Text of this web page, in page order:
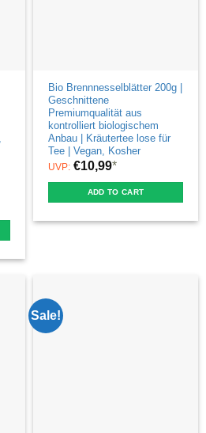
Bio Brennnesselblätter 200g |
Geschnittene
Premiumqualität aus
kontrolliert biologischem
Anbau | Kräutertee lose für
Tee | Vegan, Kosher
UVP: €10,99*
ADD TO CART
Sale!